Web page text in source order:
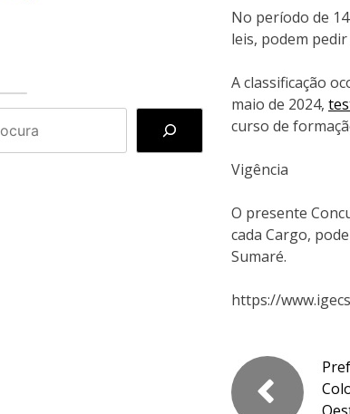
No período de
leis, podem
A classificação
maio de 2024,
curso de
Vigência
O presente
cada Cargo,
Sumaré.
https://